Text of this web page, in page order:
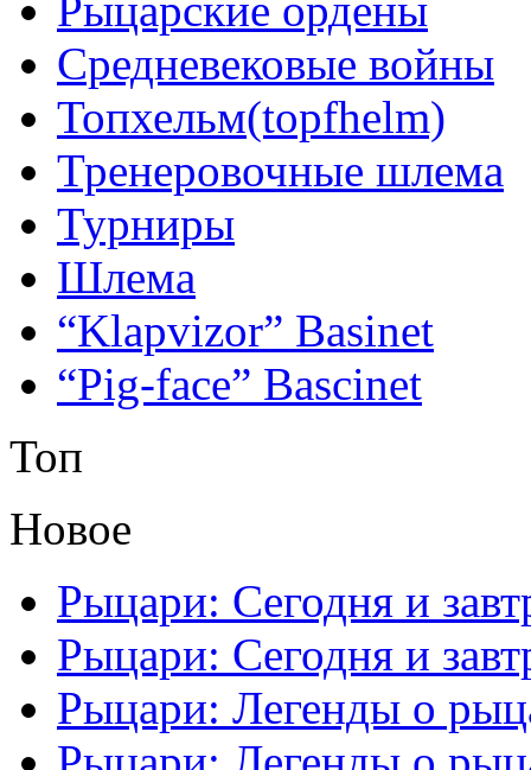
Рыцарские ордены
Средневековые войны
Топхельм(topfhelm)
Тренеровочные шлема
Турниры
Шлема
“Klapvizor” Basinet
“Pig-face” Bascinet
Топ
Новое
Рыцари: Сегодня и
Рыцари: Сегодня и
Рыцари: Легенды о